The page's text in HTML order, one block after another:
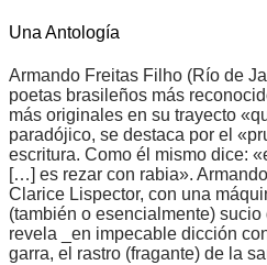
Una Antología
Armando Freitas Filho (Río de
poetas brasileños más
más originales en su trayecto
paradójico, se destaca por el
escritura. Como él mismo dice:
[…] es rezar con rabia».
Clarice Lispector, con una
(también o esencialmente)
revela _en impecable dicción
garra, el rastro (fragante) de la